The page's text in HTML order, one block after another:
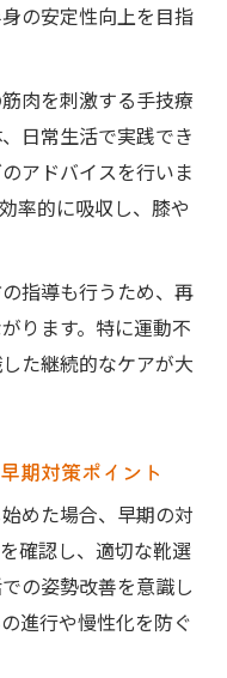
の安定性向上を目指
肉を刺激する手技療
日常生活で実践でき
アドバイスを行いま
率的に吸収し、膝や
指導も行うため、再
ります。特に運動不
た継続的なケアが大
期対策ポイント
めた場合、早期の対
確認し、適切な靴選
の姿勢改善を意識し
進行や慢性化を防ぐ